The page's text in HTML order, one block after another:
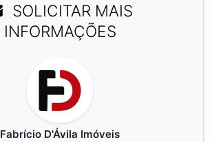
SOLICITAR MAIS
INFORMAÇÕES
Fabrício D'Ávila Imóveis